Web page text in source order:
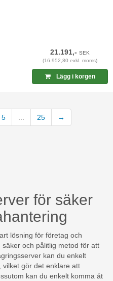
21.191,-SEK
(16.952,80 exkl. moms)
Lägg i korgen
5 25 →
för säker
lösning för företag och
och pålitlig metod för att
kan du enkelt
vilket gör det enklare att
kan du enkelt komma åt